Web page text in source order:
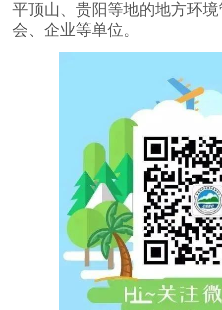
平顶山、贵阳等地的地方环
会、企业等单位。